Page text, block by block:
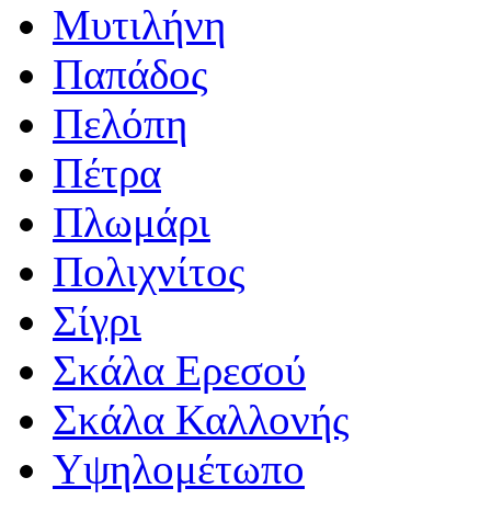
Μυτιλήνη
Παπάδος
Πελόπη
Πέτρα
Πλωμάρι
Πολιχνίτος
Σίγρι
Σκάλα Ερεσού
Σκάλα Καλλονής
Υψηλομέτωπο